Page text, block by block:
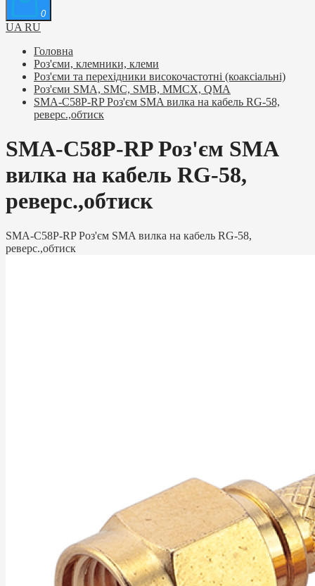
0
UA RU
Головна
Роз'єми, клемники, клеми
Роз'єми та перехідники високочастотні (коаксіальні)
Роз'єми SMA, SMC, SMB, MMCX, QMA
SMA-C58P-RP Роз'єм SMA вилка на кабель RG-58,
реверс.,обтиск
SMA-C58P-RP Роз'єм SMA
вилка на кабель RG-58,
реверс.,обтиск
SMA-C58P-RP Роз'єм SMA вилка на кабель RG-58,
реверс.,обтиск